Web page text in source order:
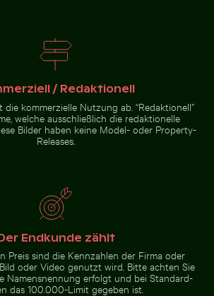
/ Redaktionell
die kommerzielle Nutzung ab. “Redaktionell”
welche ausschließlich die redaktionelle
Bilder haben keine Model- oder Property-
Releases.
Endkunde zählt
Preis sind die Kennzahlen der Firma oder
oder Video genutzt wird. Bitte achten Sie
Namensnennung erfolgt und bei Standard-
das 100.000-Limit gegeben ist.